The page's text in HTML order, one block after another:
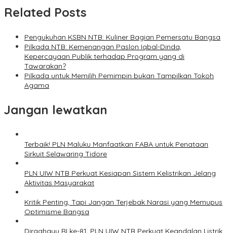
Related Posts
Pengukuhan KSBN NTB: Kuliner Bagian Pemersatu Bangsa
Pilkada NTB: Kemenangan Paslon Iqbal-Dinda,
Kepercayaan Publik terhadap Program yang di
Tawarakan?
Pilkada untuk Memilih Pemimpin bukan Tampilkan Tokoh
Agama
Jangan lewatkan
Terbaik! PLN Maluku Manfaatkan FABA untuk Penataan
Sirkuit Selawaring Tidore
PLN UIW NTB Perkuat Kesiapan Sistem Kelistrikan Jelang
Aktivitas Masyarakat
Kritik Penting, Tapi Jangan Terjebak Narasi yang Memupus
Optimisme Bangsa
Dirgahayu RI ke-81, PLN UIW NTB Perkuat Keandalan Listrik